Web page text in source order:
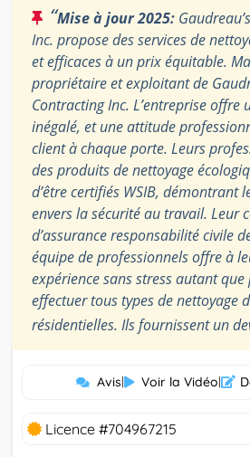
“Mise à jour 2025:
Inc. propose des services de
et efficaces à un prix équitable.
propriétaire et exploitant de
Contracting Inc. L’entreprise offre
inégalé, et une attitude
client à chaque porte. Leurs
des produits de nettoyage
d’être certifiés WSIB, démontrant
envers la sécurité au travail. Leur
d’assurance responsabilité civile
équipe de professionnels offre à
expérience sans stress autant
effectuer tous types de nettoyage
résidentielles. Ils fournissent un
Avis| Voir la Vidéo|
Licence #704967215